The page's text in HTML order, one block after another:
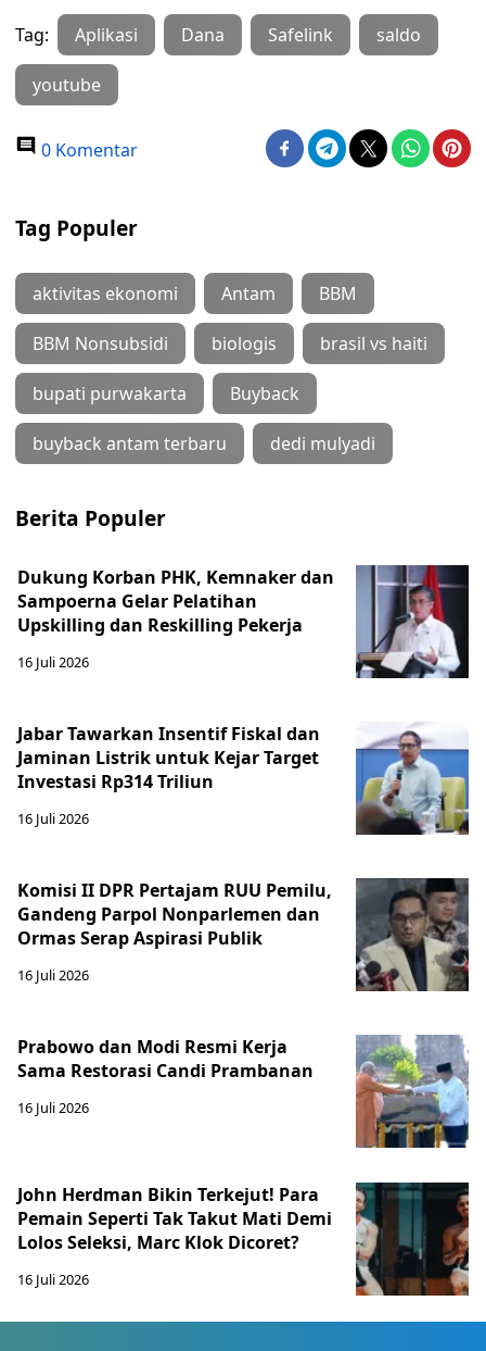
Tag: Aplikasi Dana Safelink saldo
youtube
0 Komentar
Tag Populer
aktivitas ekonomi Antam BBM
BBM Nonsubsidi biologis brasil vs haiti
bupati purwakarta Buyback
buyback antam terbaru dedi mulyadi
Berita Populer
Dukung Korban PHK, Kemnaker dan
Sampoerna Gelar Pelatihan
Upskilling dan Reskilling Pekerja
16 Juli 2026
Jabar Tawarkan Insentif Fiskal dan
Jaminan Listrik untuk Kejar Target
Investasi Rp314 Triliun
16 Juli 2026
Komisi II DPR Pertajam RUU Pemilu,
Gandeng Parpol Nonparlemen dan
Ormas Serap Aspirasi Publik
16 Juli 2026
Prabowo dan Modi Resmi Kerja
Sama Restorasi Candi Prambanan
16 Juli 2026
John Herdman Bikin Terkejut! Para
Pemain Seperti Tak Takut Mati Demi
Lolos Seleksi, Marc Klok Dicoret?
16 Juli 2026